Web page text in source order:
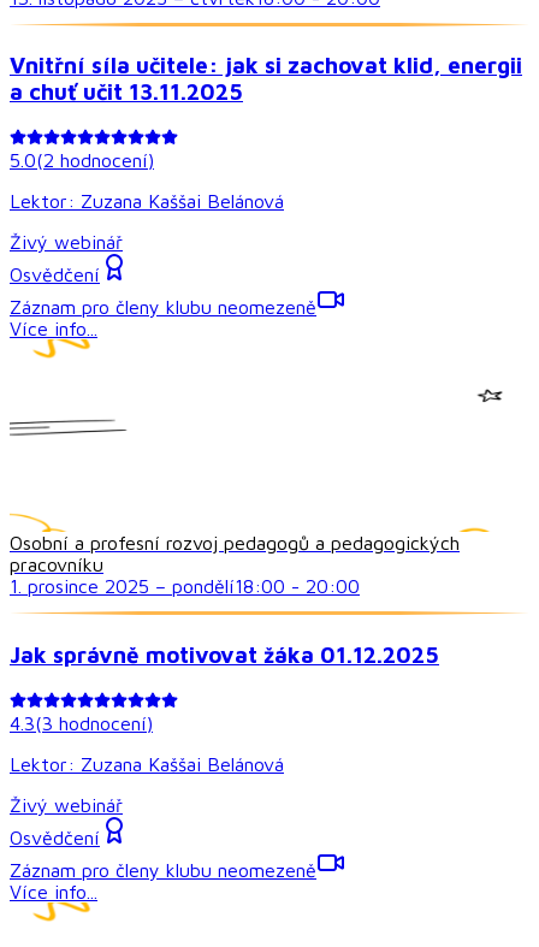
Vnitřní síla učitele: jak si zachovat klid, energii
a chuť učit 13.11.2025
5.0(2 hodnocení)
Lektor: Zuzana Kaššai Belánová
Živý webinář
Osvědčení
Záznam pro členy klubu neomezeně
Více info...
Osobní a profesní rozvoj pedagogů a pedagogických
pracovníku
1. prosince 2025 – pondělí18:00 - 20:00
Jak správně motivovat žáka 01.12.2025
4.3(3 hodnocení)
Lektor: Zuzana Kaššai Belánová
Živý webinář
Osvědčení
Záznam pro členy klubu neomezeně
Více info...